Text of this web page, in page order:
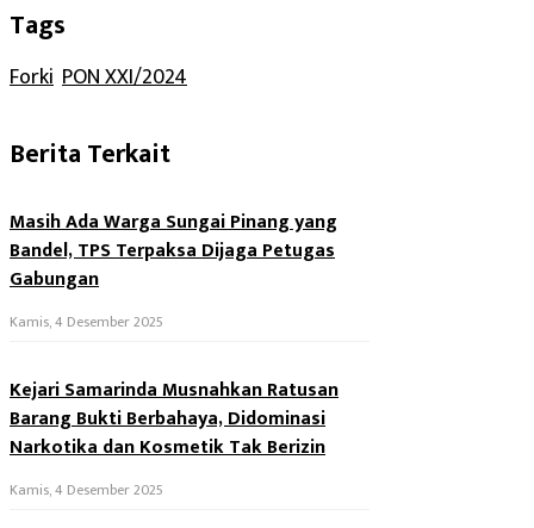
Tags
Forki PON XXI/2024
Berita Terkait
Masih Ada Warga Sungai Pinang yang
Bandel, TPS Terpaksa Dijaga Petugas
Gabungan
Kamis, 4 Desember 2025
Kejari Samarinda Musnahkan Ratusan
Barang Bukti Berbahaya, Didominasi
Narkotika dan Kosmetik Tak Berizin
Kamis, 4 Desember 2025